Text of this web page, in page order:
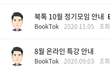
북톡 10월 정기모임 안내
BookTok 2020.11.05 조회
8월 온라인 특강 안내
BookTok 2020.09.03 조회